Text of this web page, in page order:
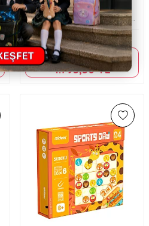
Mideer
Mideer Sudoku-Dınosaur Park
Dinozor Parkı Md2120
1.890,00TL
Sepette %5 indirim
1.795,50TL